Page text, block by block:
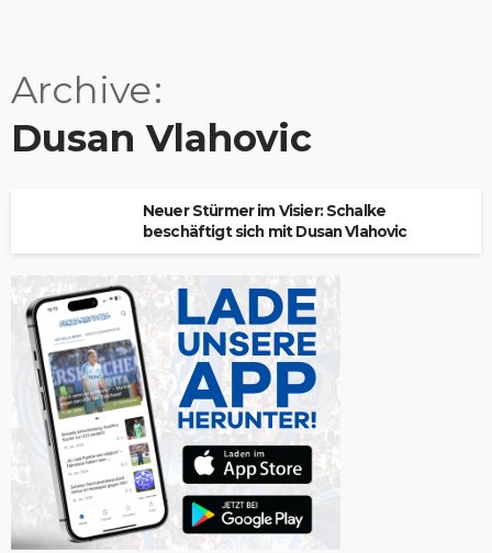
Archive
Dusan Vlahovic
Neuer Stürmer im Visier: Schalke
beschäftigt sich mit Dusan Vlahovic